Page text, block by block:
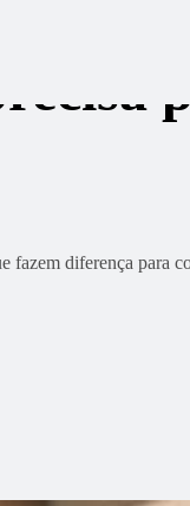
diferença para